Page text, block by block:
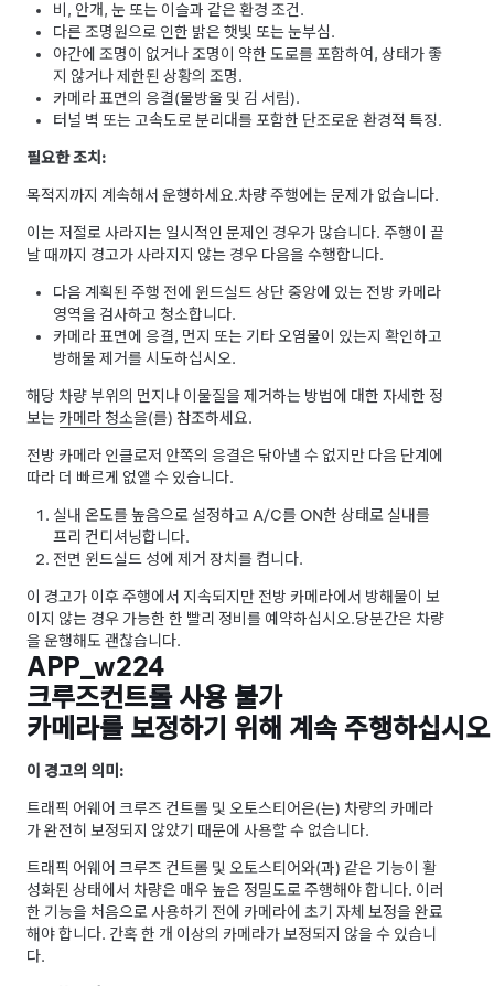
비, 안개, 눈 또는 이슬과 같은 환경 조건.
다른 조명원으로 인한 밝은 햇빛 또는 눈부심.
야간에 조명이 없거나 조명이 약한 도로를 포함하여, 상태가 좋
지 않거나 제한된 상황의 조명.
카메라 표면의 응결(물방울 및 김 서림).
터널 벽 또는 고속도로 분리대를 포함한 단조로운 환경적 특징.
필요한 조치:
목적지까지 계속해서 운행하세요.차량 주행에는 문제가 없습니다.
이는 저절로 사라지는 일시적인 문제인 경우가 많습니다. 주행이 끝
날 때까지 경고가 사라지지 않는 경우 다음을 수행합니다.
다음 계획된 주행 전에 윈드실드 상단 중앙에 있는 전방 카메라
영역을 검사하고 청소합니다.
카메라 표면에 응결, 먼지 또는 기타 오염물이 있는지 확인하고
방해물 제거를 시도하십시오.
해당 차량 부위의 먼지나 이물질을 제거하는 방법에 대한 자세한 정
보는 카메라 청소을(를) 참조하세요.
전방 카메라 인클로저 안쪽의 응결은 닦아낼 수 없지만 다음 단계에
따라 더 빠르게 없앨 수 있습니다.
실내 온도를 높음으로 설정하고 A/C를 ON한 상태로 실내를
프리 컨디셔닝합니다.
전면 윈드실드 성에 제거 장치를 켭니다.
이 경고가 이후 주행에서 지속되지만 전방 카메라에서 방해물이 보
이지 않는 경우 가능한 한 빨리 정비를 예약하십시오.당분간은 차량
을 운행해도 괜찮습니다.
APP_w224
크루즈컨트롤 사용 불가
카메라를 보정하기 위해 계속 주행하십시오
이 경고의 의미:
트래픽 어웨어 크루즈 컨트롤 및 오토스티어은(는) 차량의 카메라
가 완전히 보정되지 않았기 때문에 사용할 수 없습니다.
트래픽 어웨어 크루즈 컨트롤 및 오토스티어와(과) 같은 기능이 활
성화된 상태에서 차량은 매우 높은 정밀도로 주행해야 합니다. 이러
한 기능을 처음으로 사용하기 전에 카메라에 초기 자체 보정을 완료
해야 합니다. 간혹 한 개 이상의 카메라가 보정되지 않을 수 있습니
다.